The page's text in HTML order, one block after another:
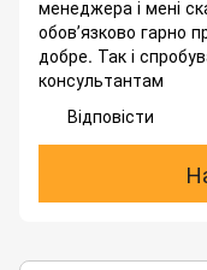
менеджера і мені
обовʼязково гарно
добре. Так і
консультантам
Відповісти